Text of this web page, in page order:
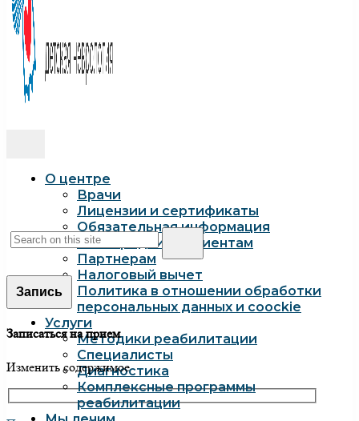
О центре
Врачи
Лицензии и сертификаты
Обязательная информация
Иногородним пациентам
Партнерам
Налоговый вычет
Политика в отношении обработки
персональных данных и coockie
Услуги
Методики реабилитации
Специалисты
Диагностика
Комплексные программы
реабилитации
Запись
Записаться на прием
Изменить содержимое